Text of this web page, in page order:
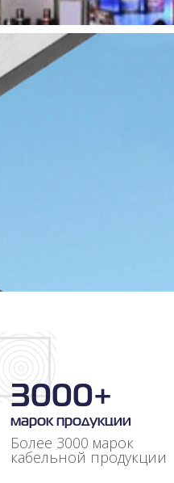
3000+
марок продукции
Более 3000 марок
кабельной продукции